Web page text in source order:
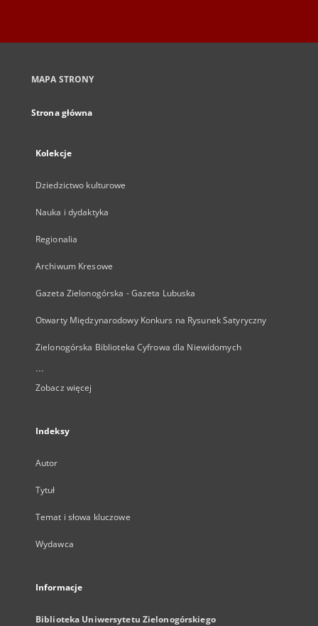
MAPA STRONY
Strona główna
Kolekcje
Dziedzictwo kulturowe
Nauka i dydaktyka
Regionalia
Archiwum Kresowe
Gazeta Zielonogórska - Gazeta Lubuska
Otwarty Międzynarodowy Konkurs na Rysunek Satyryczny
Zielonogórska Biblioteka Cyfrowa dla Niewidomych
...
Zobacz więcej
Indeksy
Autor
Tytuł
Temat i słowa kluczowe
Wydawca
Informacje
Biblioteka Uniwersytetu Zielonogórskiego